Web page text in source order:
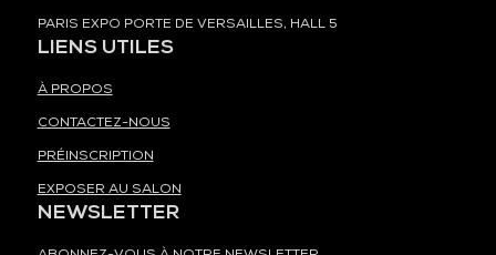
PARIS EXPO PORTE DE VERSAILLES, HALL 5
LIENS UTILES
À PROPOS
CONTACTEZ-NOUS
PRÉINSCRIPTION
EXPOSER AU SALON
NEWSLETTER